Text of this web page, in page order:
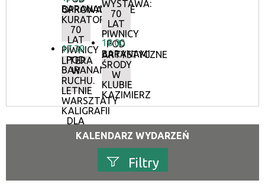
BARANAMI
OPROWADZANIE
KURATORSKIE:
70
LAT
PIWNICY
POD
BARANAMI
17:30
LITERA
W
RUCHU.
LETNIE
WARSZTATY
KALIGRAFII
DLA
DOROSŁYCH
WYSTAWA:
70
LAT
PIWNICY
POD
BARANAMI
18:00
ARTYSTYCZNE
ŚRODY
W
KLUBIE
KAZIMIERZ
KALENDARZ WYDARZEŃ
Filtry